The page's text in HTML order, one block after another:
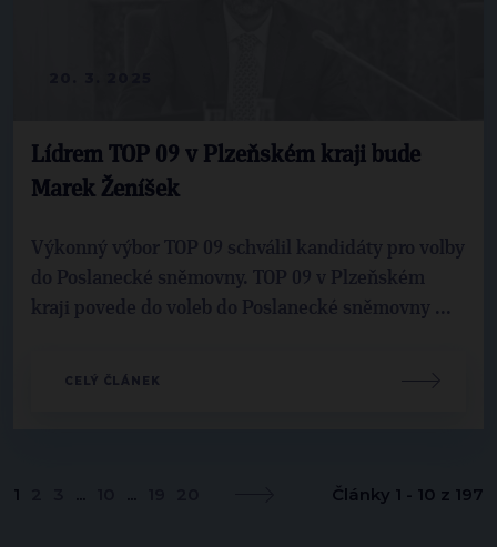
Lídrem TOP 09 v Plzeňském kraji bude
Marek Ženíšek
Výkonný výbor TOP 09 schválil kandidáty pro volby
do Poslanecké sněmovny. TOP 09 v Plzeňském
kraji povede do voleb do Poslanecké sněmovny ...
CELÝ ČLÁNEK
1 ... ... Články 1 - 10 z 197